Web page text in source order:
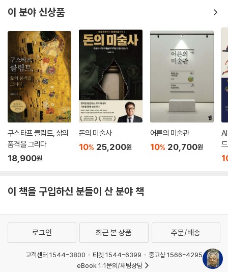
이 분야 신상품
구스타프 클림트, 삶의
품격을 그리다
18,900원
돈의 미술사
10% 25,200원
어른의 미술관
10% 20,700원
이 책을 구입하신 분들이 산 분야 책
로그인 최근 본 상품 주문/배송
고객센터 1544-3800 티켓 1544-6399
중고샵 1566-4295
eBook 1:1문의/채팅상담